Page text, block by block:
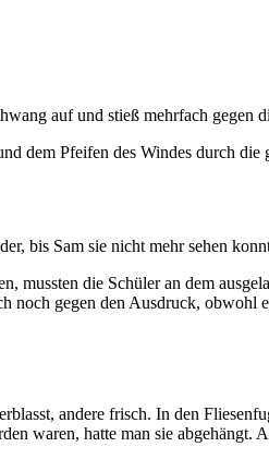
auf und stieß mehrfach gegen
dem Pfeifen des Windes durch
bis Sam sie nicht mehr sehen
die Schüler an dem
gegen den Ausdruck, obwohl
andere frisch. In den
waren, hatte man sie abgehängt.